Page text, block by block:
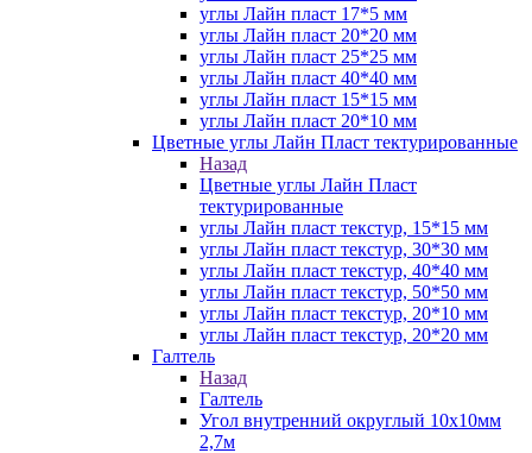
углы Лайн пласт 17*5 мм
углы Лайн пласт 20*20 мм
углы Лайн пласт 25*25 мм
углы Лайн пласт 40*40 мм
углы Лайн пласт 15*15 мм
углы Лайн пласт 20*10 мм
Цветные углы Лайн Пласт тектурированные
Назад
Цветные углы Лайн Пласт
тектурированные
углы Лайн пласт текстур, 15*15 мм
углы Лайн пласт текстур, 30*30 мм
углы Лайн пласт текстур, 40*40 мм
углы Лайн пласт текстур, 50*50 мм
углы Лайн пласт текстур, 20*10 мм
углы Лайн пласт текстур, 20*20 мм
Галтель
Назад
Галтель
Угол внутренний округлый 10х10мм
2,7м